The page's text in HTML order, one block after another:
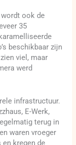
ook de
35
beschikbaar zijn
viel, maar
werd
infrastructuur.
E-Werk,
terug in
waren vroeger
kregen de